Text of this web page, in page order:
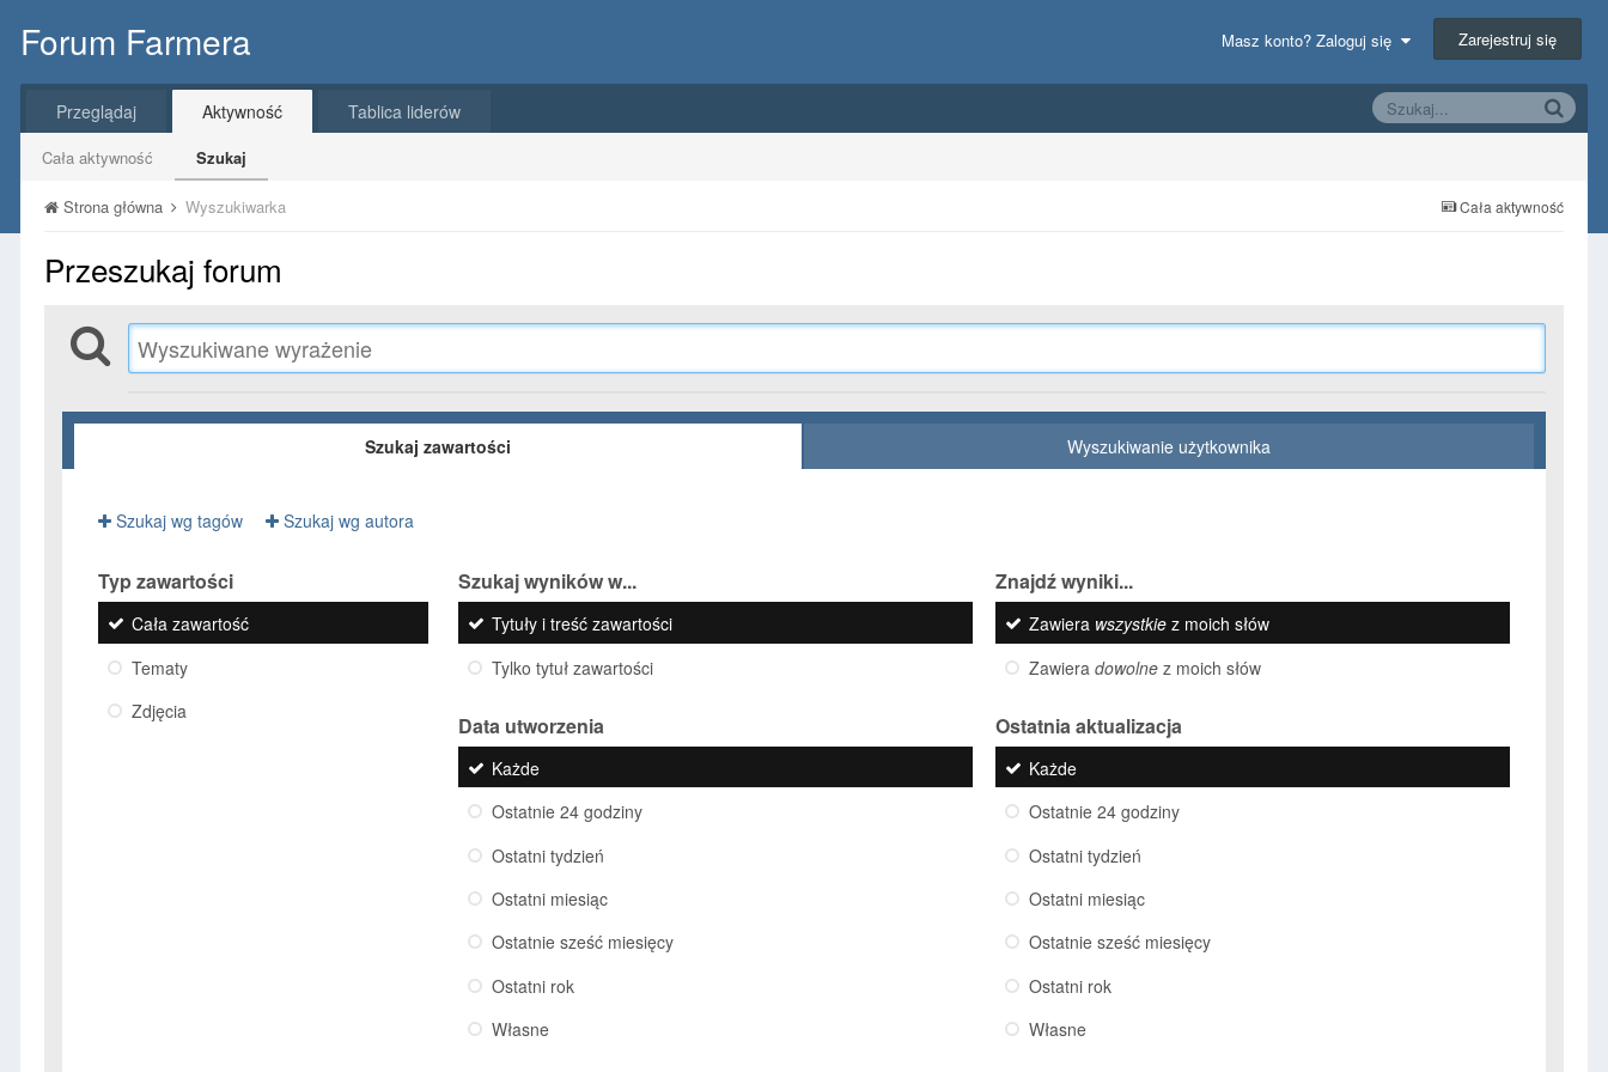
Forum Farmera Masz konto? Zaloguj się Zarejestruj się
Przeglądaj Aktywność
Cała aktywność Szukaj
Tablica liderów
Cała aktywność
Strona główna Wyszukiwarka
Przeszukaj forum
Szukaj zawartości Wyszukiwanie użytkownika
Szukaj wg tagów Szukaj wg autora
Typ zawartości
Cała zawartość
Tematy
Zdjęcia
Szukaj wyników w...
Tytuły i treść zawartości
Tylko tytuł zawartości
Znajdź wyniki...
Zawiera wszystkiez moich słów
Zawiera dowolnez moich słów
Data utworzenia
Każde
Ostatnie 24 godziny
Ostatni tydzień
Ostatni miesiąc
Ostatnie sześć miesięcy
Ostatni rok
Własne
Ostatnia aktualizacja
Każde
Ostatnie 24 godziny
Ostatni tydzień
Ostatni miesiąc
Ostatnie sześć miesięcy
Ostatni rok
Własne